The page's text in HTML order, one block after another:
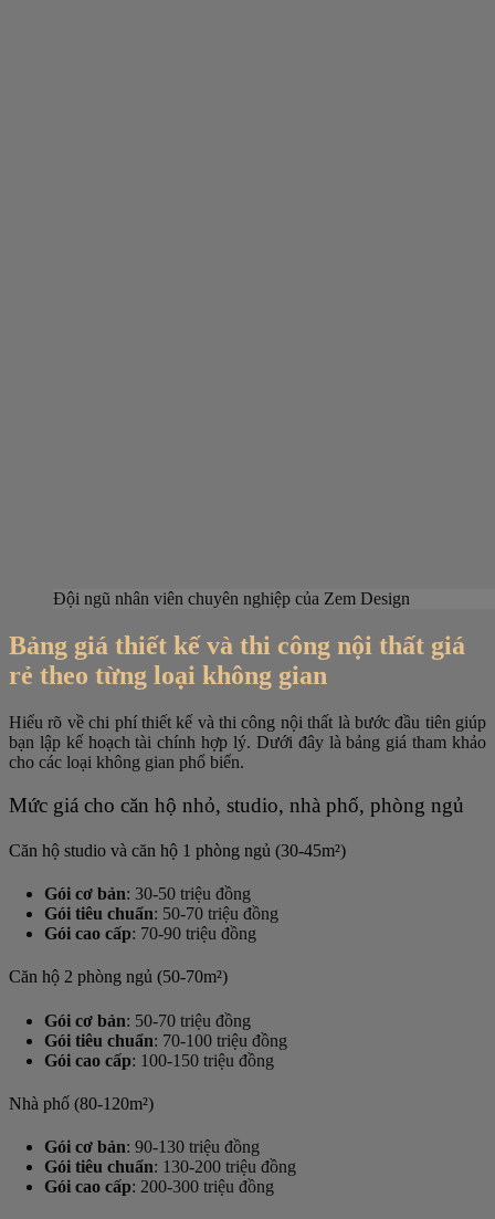
Đội ngũ nhân viên chuyên nghiệp của Zem Design
Bảng giá thiết kế và thi công nội thất giá
rẻ theo từng loại không gian
Hiểu rõ về chi phí thiết kế và thi công nội thất là bước đầu tiên giúp
bạn lập kế hoạch tài chính hợp lý. Dưới đây là bảng giá tham khảo
cho các loại không gian phổ biến.
Mức giá cho căn hộ nhỏ, studio, nhà phố, phòng ngủ
Căn hộ studio và căn hộ 1 phòng ngủ (30-45m²)
Gói cơ bản: 30-50 triệu đồng
Gói tiêu chuẩn: 50-70 triệu đồng
Gói cao cấp: 70-90 triệu đồng
Căn hộ 2 phòng ngủ (50-70m²)
Gói cơ bản: 50-70 triệu đồng
Gói tiêu chuẩn: 70-100 triệu đồng
Gói cao cấp: 100-150 triệu đồng
Nhà phố (80-120m²)
Gói cơ bản: 90-130 triệu đồng
Gói tiêu chuẩn: 130-200 triệu đồng
Gói cao cấp: 200-300 triệu đồng